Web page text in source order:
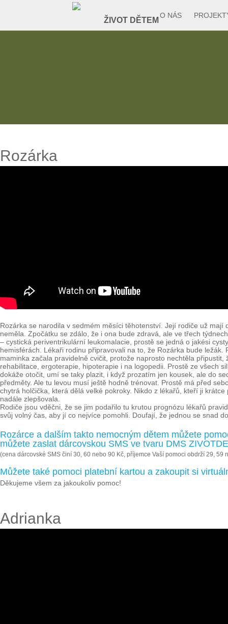
O NÁS
Rozárka
Rozárka se narodila v sedmém měsíci těhotenství. Její rodiče už
neměla. Zpočátku se zdálo, že i ona bude zdravá, ale ve třech
– cystická periventrikulární leukomalacie, prostě se jedná o jakési
hemisférách. Lékaři rodinu připravovali na to, že Rozárka bude
maminka začala pravidelně cvičit, protože naprosto nechtěla
rehabilitace, ergoterapie, hipoterapie i na logopedii. Prostě ze všech
dokáže otočit, umí se taky plazit, i když prozatím jen kousek, ale do
předměty. Ale tu levou musí ještě hodně trénovat. Prostě má před
chytrá holčička, která dělá velké pokroky. Nikdo z lékařů, kteří ji
nadále zlepšovala.
Rodiče jsou vděčni, že se jim podařilo tu krutou prognózu lékařů
svůj volný čas, aby jí co nejvíce pomohli. Doufají, že jednou se snad
Rozárce a dalším takto nemocným dětem můžete
můžete zaslat dárcovskou SMS ve tvaru DMS
(cena dárcovské SMS činí 30, 60 nebo 90 Kč, příjemce Vaší pomoci obdrží 29, 59
Můžete také pomoci platební kartou a zakoupit si
Děkujeme všem za jakoukoliv pomoc!
Adrianka